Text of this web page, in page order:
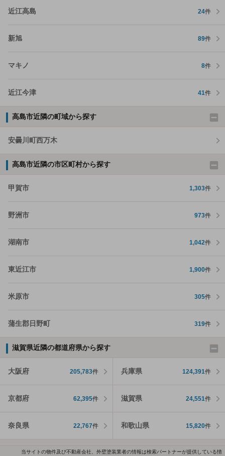
近江高島 24件
新旭 89件
マキノ 8件
近江今津 41件
高島市近隣の町域から探す
安曇川町西万木
高島市近隣の市区町村から探す
甲賀市 1,303件
野洲市 973件
湖南市 1,042件
東近江市 1,900件
米原市 305件
蒲生郡日野町 319件
滋賀県近隣の都道府県から探す
大阪府 205,783件 兵庫県 124,391件
京都府 62,395件 滋賀県 24,551件
奈良県 22,767件 和歌山県 15,820件
当サイトの物件及び不動産会社、外壁塗装業者の情報は検索パートナーが提供している情